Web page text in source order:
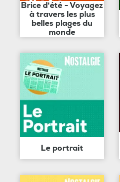
Brice d'été - Voyagez
à travers les plus
belles plages du
monde
Le portrait